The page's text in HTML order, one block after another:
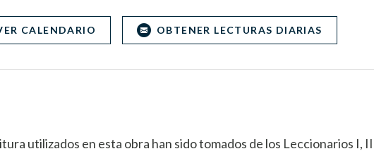
CALENDARIO OBTENER LECTURAS DIARIAS
utilizados en esta obra han sido tomados de los Leccionarios I, II